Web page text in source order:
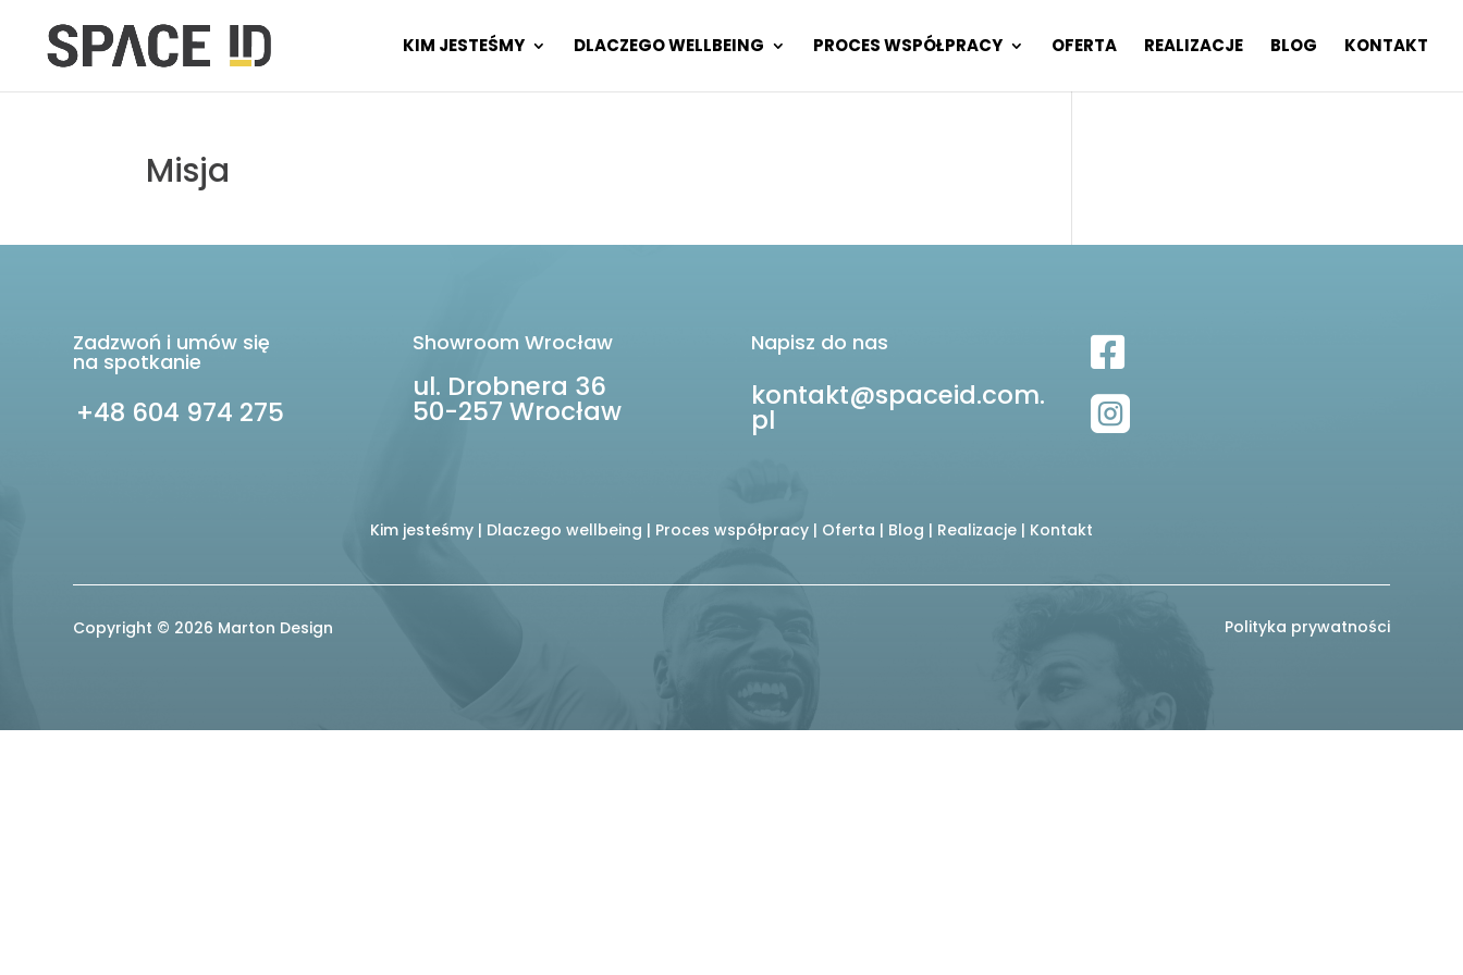
KIM JESTEŚMY DLACZEGO WELLBEING PROCES WSPÓŁPRACY OFERTA REALIZACJE BLOG KONTAKT
Misja
Zadzwoń i umów się
na spotkanie
+48 604 974 275
Showroom Wrocław
ul. Drobnera 36
50-257 Wrocław
Napisz do nas
kontakt@spaceid.com.
pl


Kim jesteśmy | Dlaczego wellbeing | Proces współpracy | Oferta | Blog | Realizacje | Kontakt
Copyright © 2026 Marton Design Polityka prywatności